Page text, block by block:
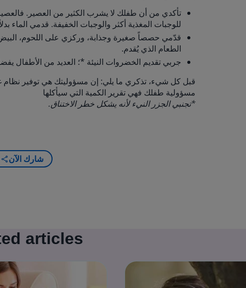
تأكدي من أن طفلك لا يشرب الكثير من العصير. فالعصير
للوجبات المغذية أكثر والوجبات الخفيفة. قدمي
قدّمي حصصاً صغيرة وجذابة، وركزي على اللحوم،
الطعام الذي يُقدم.
جربي تقديم الخضروات النيئة *؛ العديد من الأطفال
قبل كل شيء، تذكري ما يلي: إن مسؤوليتك هي توفير نظام
مسؤولية طفلك فهي تقرير الكمية التي سيأكلها
*تجنبي الجزر النيء لأنه يشكل خطر الاختناق.
شارك الآن
articles